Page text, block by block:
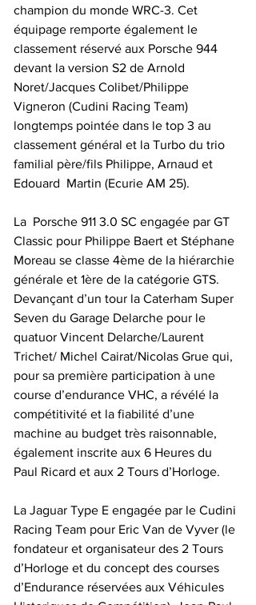
champion du monde WRC-3. Cet
équipage remporte également le
classement réservé aux Porsche 944
devant la version S2 de Arnold
Noret/Jacques Colibet/Philippe
Vigneron (Cudini Racing Team)
longtemps pointée dans le top 3 au
classement général et la Turbo du trio
familial père/fils Philippe, Arnaud et
Edouard  Martin (Ecurie AM 25).
La  Porsche 911 3.0 SC engagée par GT
Classic pour Philippe Baert et Stéphane
Moreau se classe 4ème de la hiérarchie
générale et 1ère de la catégorie GTS.
Devançant d’un tour la Caterham Super
Seven du Garage Delarche pour le
quatuor Vincent Delarche/Laurent
Trichet/ Michel Cairat/Nicolas Grue qui,
pour sa première participation à une
course d’endurance VHC, a révélé la
compétitivité et la fiabilité d’une
machine au budget très raisonnable,
également inscrite aux 6 Heures du
Paul Ricard et aux 2 Tours d’Horloge.
La Jaguar Type E engagée par le Cudini
Racing Team pour Eric Van de Vyver (le
fondateur et organisateur des 2 Tours
d’Horloge et du concept des courses
d’Endurance réservées aux Véhicules